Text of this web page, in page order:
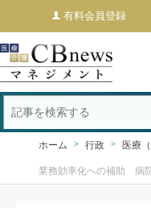
有料会員登録
ホーム 行政 医療
業務効率化への補助 病